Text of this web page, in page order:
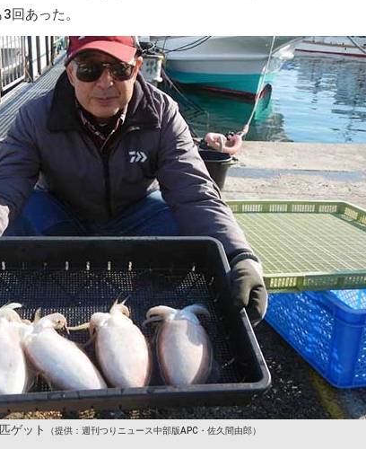
回あった。
ゲット （提供：週刊つりニュース中部版APC・佐久間由郎）